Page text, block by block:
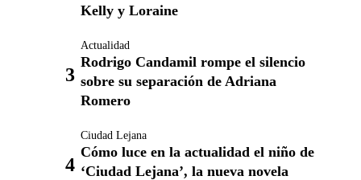
Kelly y Loraine
Actualidad
Rodrigo Candamil rompe el silencio
sobre su separación de Adriana
Romero
Ciudad Lejana
Cómo luce en la actualidad el niño de
‘Ciudad Lejana’, la nueva novela